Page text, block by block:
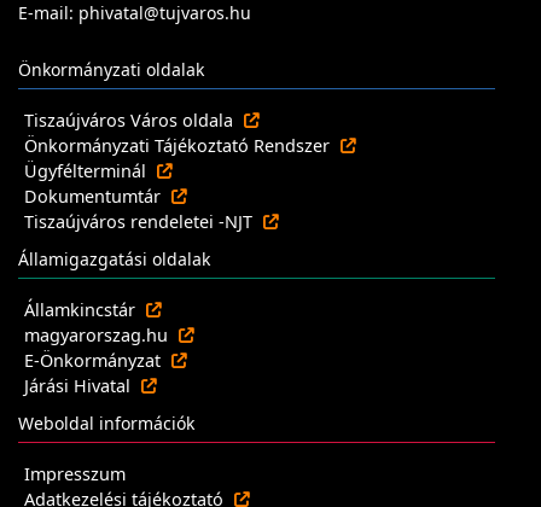
E-mail: phivatal@tujvaros.hu
Önkormányzati oldalak
Tiszaújváros Város oldala
Önkormányzati Tájékoztató Rendszer
Ügyfélterminál
Dokumentumtár
Tiszaújváros rendeletei -NJT
Államigazgatási oldalak
Államkincstár
magyarorszag.hu
E-Önkormányzat
Járási Hivatal
Weboldal információk
Impresszum
Adatkezelési tájékoztató